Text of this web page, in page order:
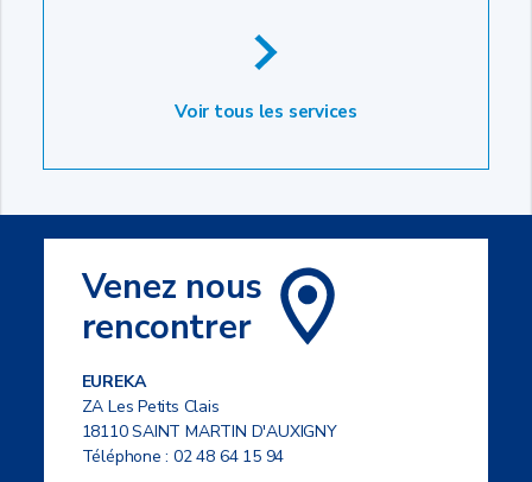
Voir tous les services
Venez nous
rencontrer
EUREKA
ZA Les Petits Clais
18110 SAINT MARTIN D'AUXIGNY
Téléphone :02 48 64 15 94